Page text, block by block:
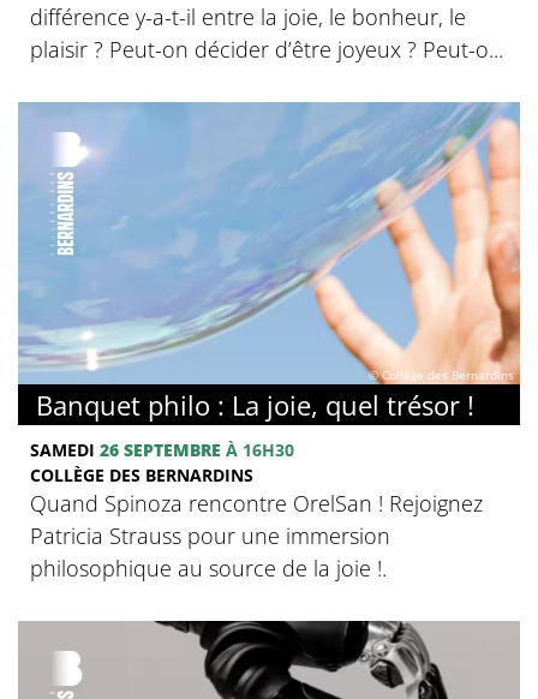
différence y-a-t-il entre la joie, le bonheur, le
plaisir ? Peut-on décider d’être joyeux ? Peut-o...
© Collège des Bernardins
Banquet philo : La joie, quel trésor !
SAMEDI 26 SEPTEMBRE À 16H30
COLLÈGE DES BERNARDINS
Quand Spinoza rencontre OrelSan ! Rejoignez
Patricia Strauss pour une immersion
philosophique au source de la joie !.